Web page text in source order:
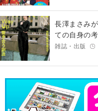
長澤まさみ
ての自身の
雑誌・出版